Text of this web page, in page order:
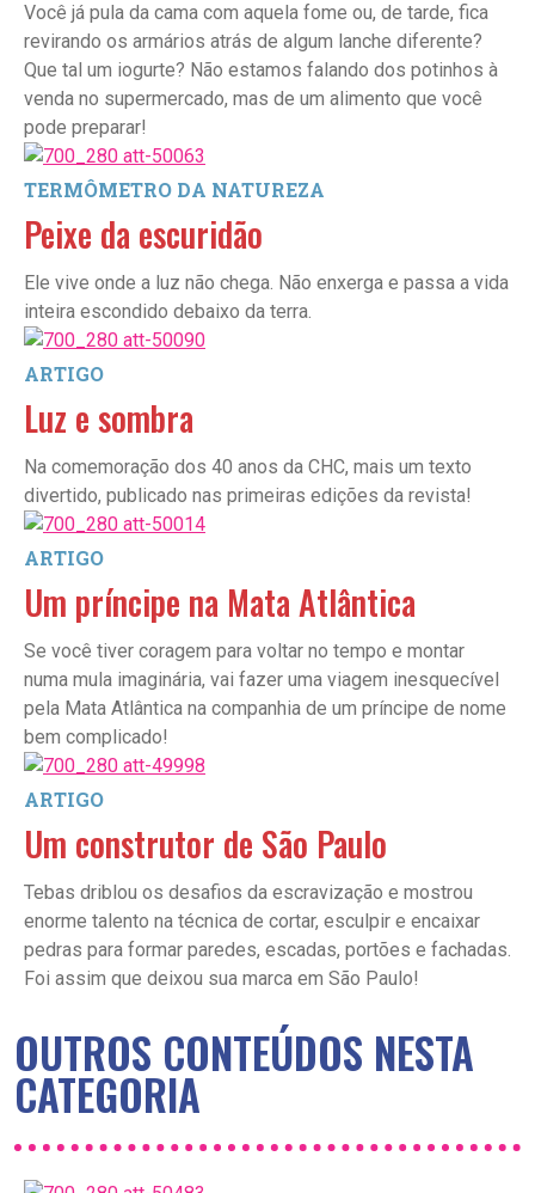
Você já pula da cama com aquela fome ou, de tarde, fica
revirando os armários atrás de algum lanche diferente?
Que tal um iogurte? Não estamos falando dos potinhos à
venda no supermercado, mas de um alimento que você
pode preparar!
TERMÔMETRO DA NATUREZA
Peixe da escuridão
Ele vive onde a luz não chega. Não enxerga e passa a vida
inteira escondido debaixo da terra.
ARTIGO
Luz e sombra
Na comemoração dos 40 anos da CHC, mais um texto
divertido, publicado nas primeiras edições da revista!
ARTIGO
Um príncipe na Mata Atlântica
Se você tiver coragem para voltar no tempo e montar
numa mula imaginária, vai fazer uma viagem inesquecível
pela Mata Atlântica na companhia de um príncipe de nome
bem complicado!
ARTIGO
Um construtor de São Paulo
Tebas driblou os desafios da escravização e mostrou
enorme talento na técnica de cortar, esculpir e encaixar
pedras para formar paredes, escadas, portões e fachadas.
Foi assim que deixou sua marca em São Paulo!
OUTROS CONTEÚDOS NESTA
CATEGORIA